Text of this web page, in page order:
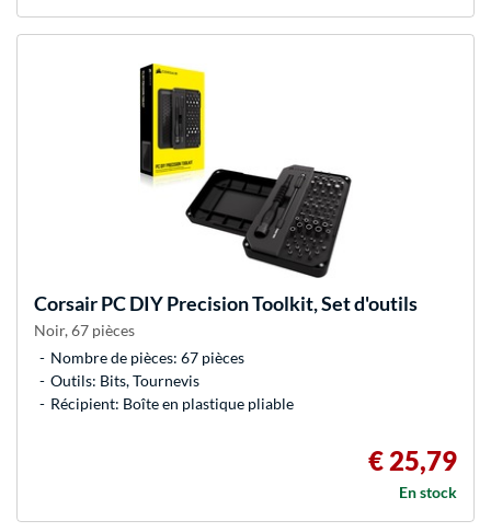
CorsairPC DIY Precision Toolkit, Set d'outils
Noir, 67 pièces
Nombre de pièces: 67 pièces
Outils: Bits, Tournevis
Récipient: Boîte en plastique pliable
€ 25,79
En stock